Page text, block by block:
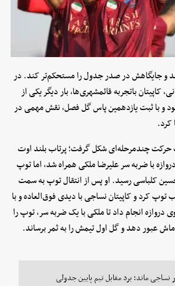
دهد و جایگاهش در صدر جدول را مستحکم‌تر کند. در
کاپیتان باتجربه قائمشهری‌ها، بار دیگر یکی از
و با ثبت یازدهمین پاس گل فصل، نقش مهمی در
کرد.
چندمرحله‌ای شکل گرفت؛ پرتاب بلند اوت
با ضربه سر علیرضا ملکی همراه شد، اما توپ
کلباسی رسید. او پس از انتقال توپ به سمت
کرد و کاپیتان نساجی با دیدی فوق‌العاده و با
دروازه انجام داد تا ملکی با یک ضربه سر، توپ را
عبور دهد و گل اول تیمش را به ثمر برساند.
ماند؛ برد مقابل تیم پایین جدولی